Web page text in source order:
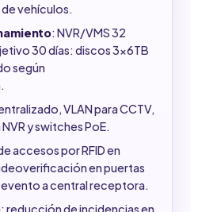
vehículos.
: NVR/VMS 32
30 días: discos 3x6TB
según
VLAN para CCTV,
y switches PoE.
accesos por RFID en
en puertas
a central receptora.
: reducción de incidencias en